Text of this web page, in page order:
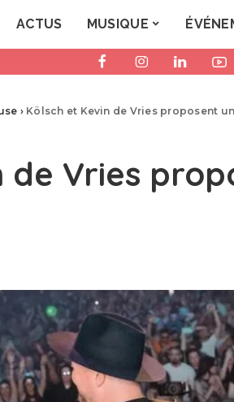
ACTUS MUSIQUE
› Kölsch et Kevin de Vries proposent
de Vries